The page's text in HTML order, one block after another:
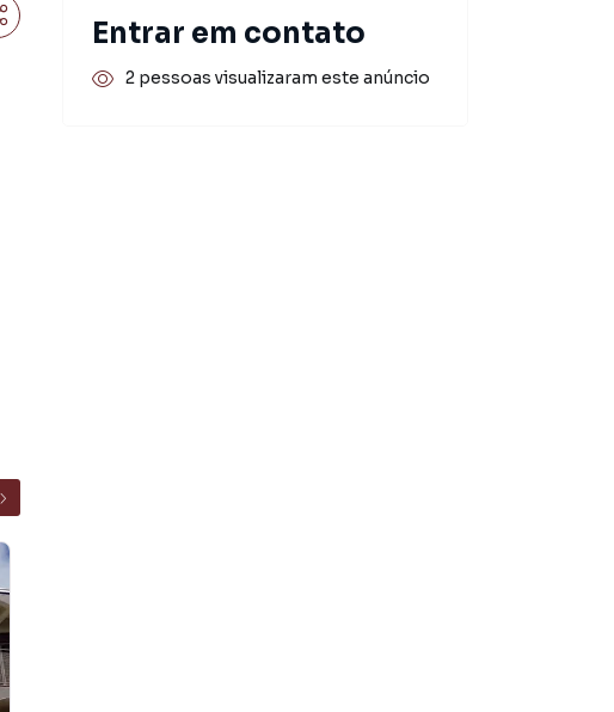
Entrar em contato
2 pessoas visualizaram este anúncio